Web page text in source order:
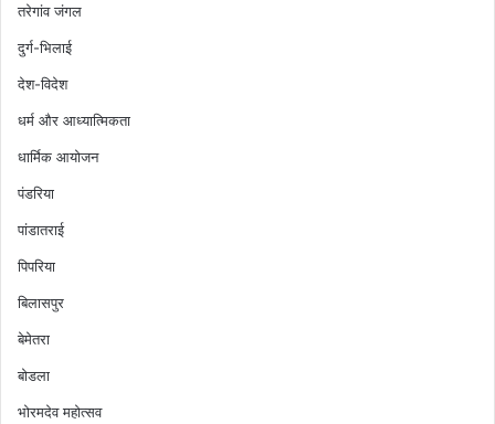
तरेगांव जंगल
दुर्ग-भिलाई
देश-विदेश
धर्म और आध्यात्मिकता
धार्मिक आयोजन
पंडरिया
पांडातराई
पिपरिया
बिलासपुर
बेमेतरा
बोडला
भोरमदेव महोत्सव